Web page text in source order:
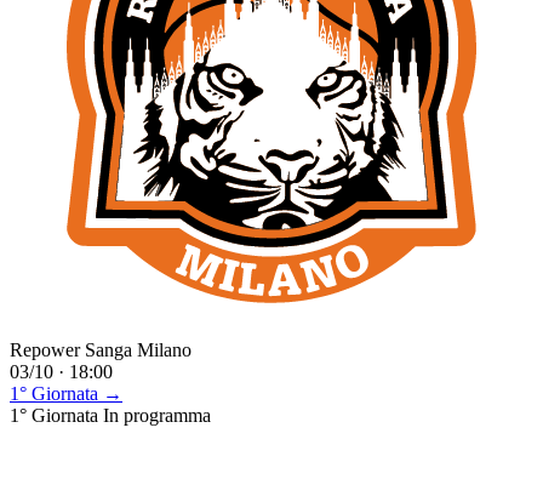
Repower Sanga Milano
03/10 · 18:00
1° Giornata →
1° Giornata In programma